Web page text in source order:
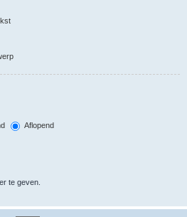
Aflopend
te geven.